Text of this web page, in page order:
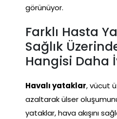
görünüyor.
Farklı Hasta
Sağlık
Hangisi Daha
Havalı yataklar, vücut
azaltarak ülser
yataklar, hava akışını